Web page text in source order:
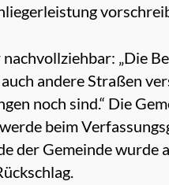
„Die
andere Straßen
noch sind.“ Die
beim
der Gemeinde wurde